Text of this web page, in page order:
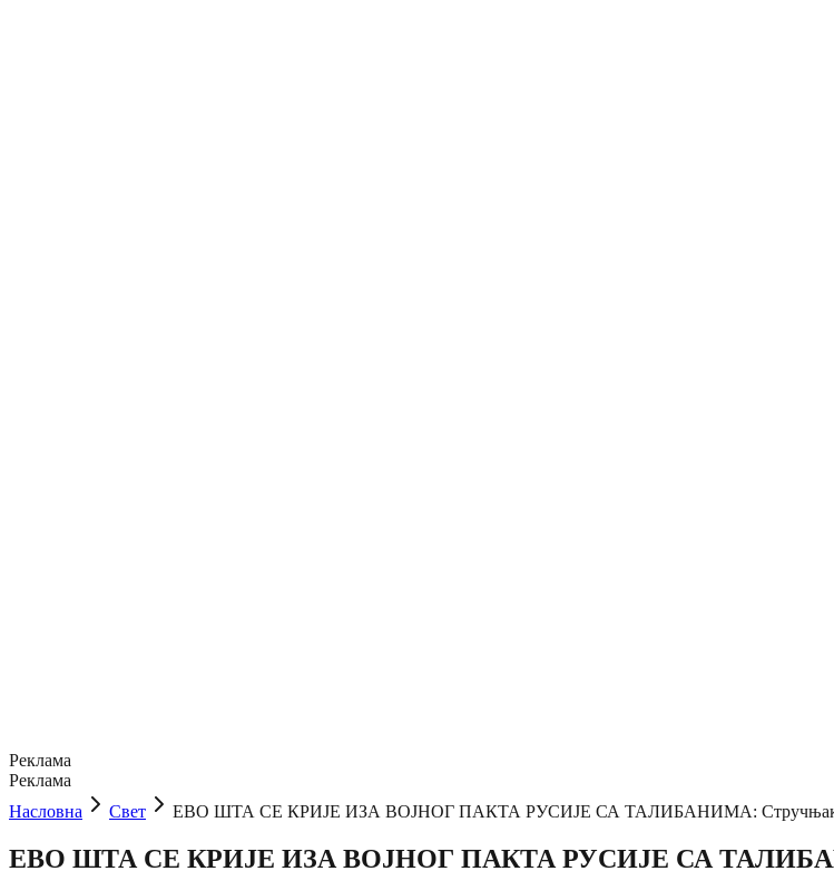
Реклама
Реклама
Насловна
Свет ЕВО ШТА СЕ КРИЈЕ ИЗА ВОЈНОГ ПАКТА РУСИЈЕ СА ТАЛИБАНИМА: Стручњак
ЕВО ШТА СЕ КРИЈЕ ИЗА ВОЈНОГ ПАКТА РУСИЈЕ СА